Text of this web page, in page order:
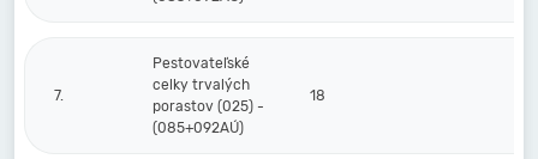
7.
Pestovateľské
celky trvalých
porastov (025) -
(085+092AÚ)
18